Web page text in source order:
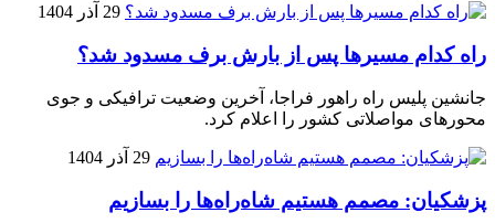
29 آذر 1404
راه کدام مسیرها پس از بارش برف مسدود شد؟
جانشین پلیس راه راهور فراجا، آخرین وضعیت ترافیکی و جوی
محورهای مواصلاتی کشور را اعلام کرد.
29 آذر 1404
پزشکیان: مصمم هستیم شاه‌راه‌ها را بسازیم